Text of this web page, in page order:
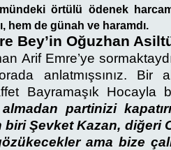
örtülü ödenek
hem de günah ve haramdı.
Bey’in Oğuzhan
Arif Emre’ye
anlatmışsınız. Bir
Bayramaşık Hocayla
partinizi
biri Şevket Kazan, diğeri
ama bize